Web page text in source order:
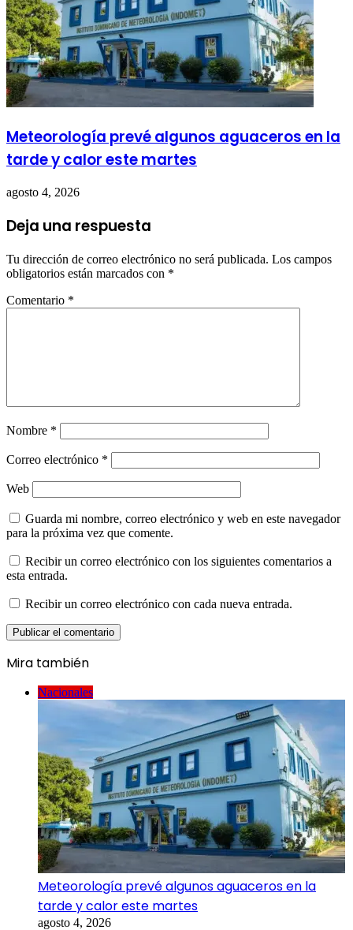
Meteorología prevé algunos aguaceros en la
tarde y calor este martes
agosto 4, 2026
Deja una respuesta
Tu dirección de correo electrónico no será publicada. Los campos
obligatorios están marcados con *
Comentario *
Nombre *
Correo electrónico *
Web
Guarda mi nombre, correo electrónico y web en este navegador
para la próxima vez que comente.
Recibir un correo electrónico con los siguientes comentarios a
esta entrada.
Recibir un correo electrónico con cada nueva entrada.
Mira también
Nacionales
Meteorología prevé algunos aguaceros en la
tarde y calor este martes
agosto 4, 2026